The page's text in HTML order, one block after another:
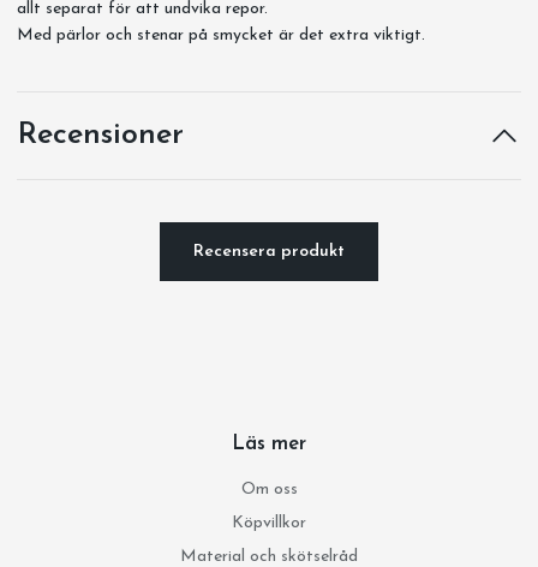
allt separat för att undvika repor.
Med pärlor och stenar på smycket är det extra viktigt.
Recensioner
Recensera produkt
Läs mer
Om oss
Köpvillkor
Material och skötselråd